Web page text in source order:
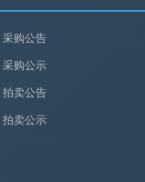
采购公告
采购公示
拍卖公告
拍卖公示